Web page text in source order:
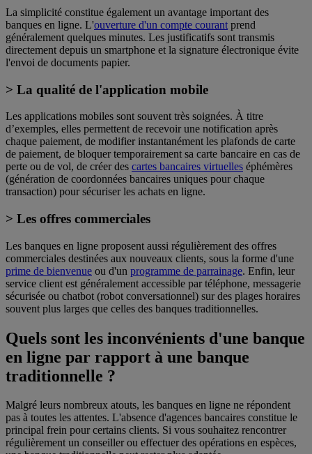
La simplicité constitue également un avantage important des
banques en ligne. L'ouverture d'un compte courant prend
généralement quelques minutes. Les justificatifs sont transmis
directement depuis un smartphone et la signature électronique évite
l'envoi de documents papier.
> La qualité de l'application mobile
Les applications mobiles sont souvent très soignées. À titre
d’exemples, elles permettent de recevoir une notification après
chaque paiement, de modifier instantanément les plafonds de carte
de paiement, de bloquer temporairement sa carte bancaire en cas de
perte ou de vol, de créer des cartes bancaires virtuelles éphémères
(génération de coordonnées bancaires uniques pour chaque
transaction) pour sécuriser les achats en ligne.
> Les offres commerciales
Les banques en ligne proposent aussi régulièrement des offres
commerciales destinées aux nouveaux clients, sous la forme d'une
prime de bienvenue ou d'un programme de parrainage. Enfin, leur
service client est généralement accessible par téléphone, messagerie
sécurisée ou chatbot (robot conversationnel) sur des plages horaires
souvent plus larges que celles des banques traditionnelles.
Quels sont les inconvénients d'une banque
en ligne par rapport à une banque
traditionnelle ?
Malgré leurs nombreux atouts, les banques en ligne ne répondent
pas à toutes les attentes. L'absence d'agences bancaires constitue le
principal frein pour certains clients. Si vous souhaitez rencontrer
régulièrement un conseiller ou effectuer des opérations en espèces,